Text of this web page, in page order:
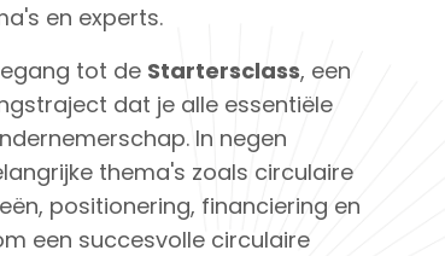
en experts.
tot de Startersclass, een
dat je alle essentiële
In negen
thema's zoals circulaire
positionering, financiering en
een succesvolle circulaire